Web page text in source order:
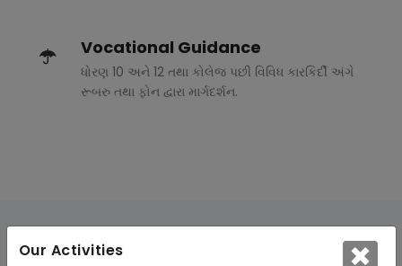
Our Activities
Vocational Guidance
ધોરણ 10 અને 12 તથા કોલેજ પછી વિવિધ કારકિર્દી અંગે
રૂબરુ તથા ફોન દ્વારા માર્ગદર્શન.